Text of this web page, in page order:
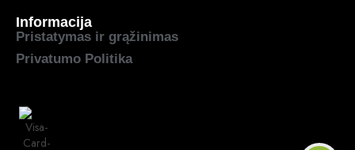
Informacija
Pristatymas ir grąžinimas
Privatumo Politika